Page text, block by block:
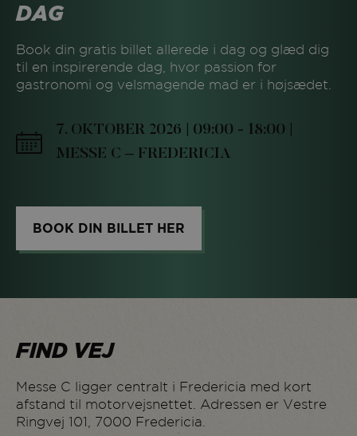
DAG
Book din gratis billet allerede i dag og glæd dig
til en inspirerende dag, hvor passion for
gastronomi og velsmagende mad er i højsædet.
7. OKTOBER 2026 | 09:00 - 18:00 |
MESSE C – FREDERICIA
BOOK DIN BILLET HER
FIND VEJ
Messe C ligger centralt i Fredericia med kort
afstand til motorvejsnettet. Adressen er Vestre
Ringvej 101, 7000 Fredericia.